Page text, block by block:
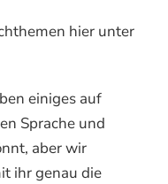
hier unter
einiges auf
Sprache und
aber wir
ihr genau die